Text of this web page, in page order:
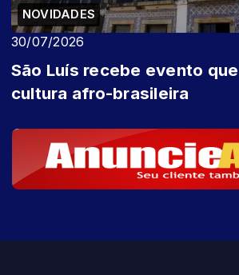
NOVIDADES
30/07/2026
São Luís recebe evento
cultura afro-brasileira